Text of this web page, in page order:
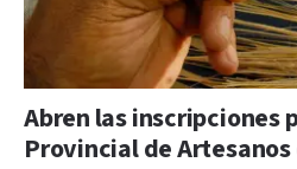
Abren las inscripciones
Provincial de Artesanos